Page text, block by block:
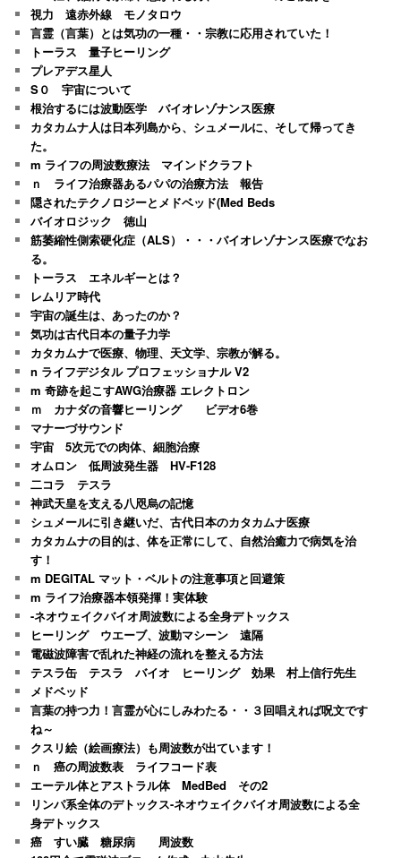
視力 遠赤外線 モノタロウ
言霊（言葉）とは気功の一種・・宗教に応用されていた！
トーラス 量子ヒーリング
プレアデス星人
S０ 宇宙について
根治するには波動医学 バイオレゾナンス医療
カタカムナ人は日本列島から、シュメールに、そして帰ってき
た。
m ライフの周波数療法 マインドクラフト
ｎ ライフ治療器あるパパの治療方法 報告
隠されたテクノロジーとメドベッド(Med Beds
バイオロジック 徳山
筋萎縮性側索硬化症（ALS）・・・バイオレゾナンス医療でなお
る。
トーラス エネルギーとは？
レムリア時代
宇宙の誕生は、あったのか？
気功は古代日本の量子力学
カタカムナで医療、物理、天文学、宗教が解る。
n ライフデジタル プロフェッショナル V2
m 奇跡を起こすAWG治療器 エレクトロン
ｍ カナダの音響ヒーリング ビデオ6巻
マナーづサウンド
宇宙 5次元での肉体、細胞治療
オムロン 低周波発生器 HV-F128
二コラ テスラ
神武天皇を支える八咫烏の記憶
シュメールに引き継いだ、古代日本のカタカムナ医療
カタカムナの目的は、体を正常にして、自然治癒力で病気を治
す！
m DEGITAL マット・ベルトの注意事項と回避策
m ライフ治療器本領発揮！実体験
-ネオウェイクバイオ周波数による全身デトックス
ヒーリング ウエーブ、波動マシーン 遠隔
電磁波障害で乱れた神経の流れを整える方法
テスラ缶 テスラ バイオ ヒーリング 効果 村上信行先生
メドベッド
言葉の持つ力！言霊が心にしみわたる・・３回唱えれば呪文です
ね～
クスリ絵（絵画療法）も周波数が出ています！
ｎ 癌の周波数表 ライフコード表
エーテル体とアストラル体 MedBed その2
リンパ系全体のデトックス-ネオウェイクバイオ周波数による全
身デトックス
癌 すい臓 糖尿病 周波数